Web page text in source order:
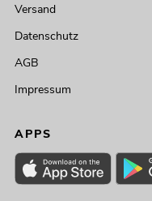
Versand
Datenschutz
AGB
Impressum
APPS